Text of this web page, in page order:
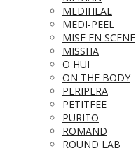
MEDIHEAL
MEDI-PEEL
MISE EN SCENE
MISSHA
O HUI
ON THE BODY
PERIPERA
PETITFEE
PURITO
ROMAND
ROUND LAB